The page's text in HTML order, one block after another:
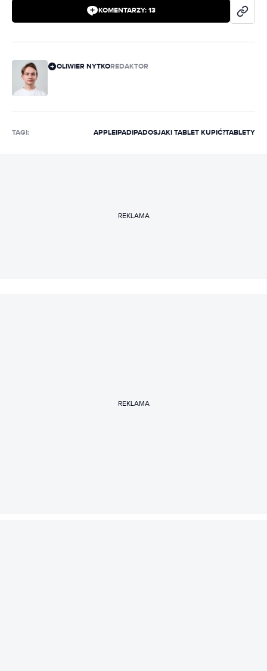
KOMENTARZY: 13
OLIWIER NYTKOREDAKTOR
TAGI: APPLEIPADIPADOSJAKI TABLET KUPIĆ?TABLETY
REKLAMA
REKLAMA